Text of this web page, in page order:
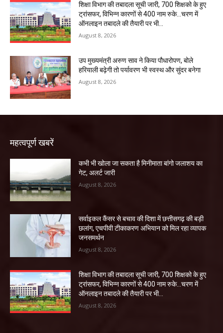
शिक्षा विभाग की तबादला सूची जारी, 700 शिक्षको के हुए
ट्रांसफर, विभिन्न कारणों से 400 नाम रुके…चरण में
ऑनलाइन तबादले की तैयारी पर भी...
August 8, 2026
उप मुख्यमंत्री अरुण साव ने किया पौधारोपण, बोले
हरियाली बढ़ेगी तो पर्यावरण भी स्वस्थ और सुंदर बनेगा
August 8, 2026
महत्वपूर्ण खबरें
कभी भी खोला जा सकता है मिनीमाता बांगो जलाशय का
गेट, अलर्ट जारी
August 8, 2026
सर्वाइकल कैंसर से बचाव की दिशा में छत्तीसगढ़ की बड़ी
छलांग, एचपीवी टीकाकरण अभियान को मिल रहा व्यापक
जनसमर्थन
August 8, 2026
शिक्षा विभाग की तबादला सूची जारी, 700 शिक्षको के हुए
ट्रांसफर, विभिन्न कारणों से 400 नाम रुके…चरण में
ऑनलाइन तबादले की तैयारी पर भी...
August 8, 2026